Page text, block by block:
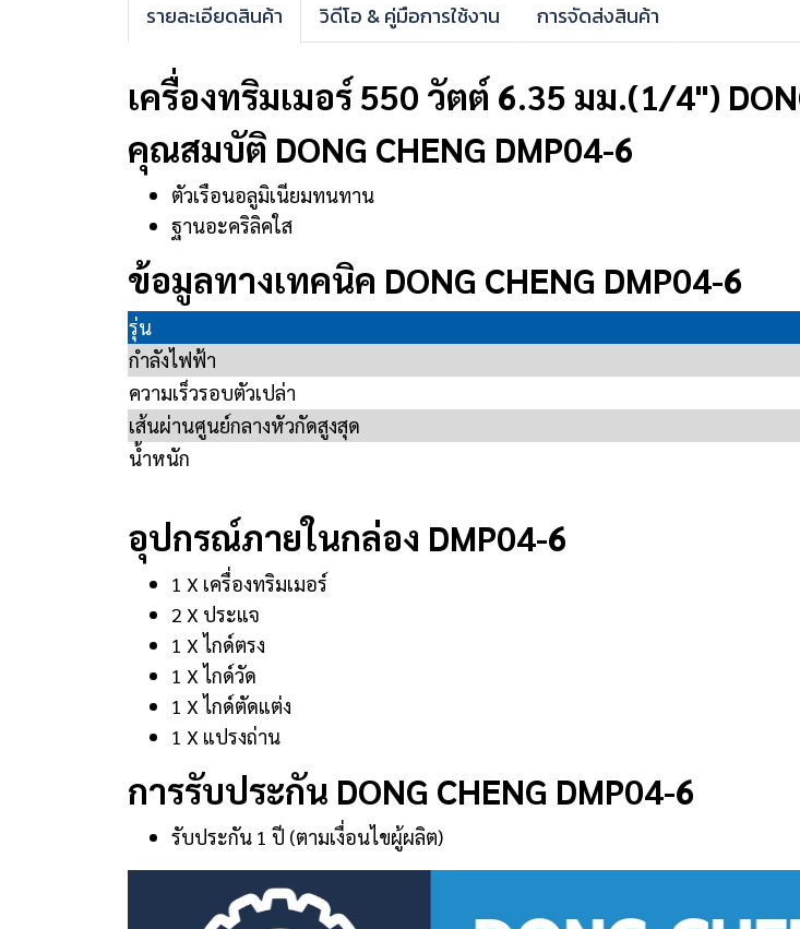
รายละเอียดสินค้า วิดีโอ & คู่มือการใช้งาน การจัดส่งสินค้า
เครื่องทริมเมอร์ 550 วัตต์ 6.35 มม.(1/4")
คุณสมบัติ DONG CHENG DMP04-6
ตัวเรือนอลูมิเนียมทนทาน
ฐานอะคริลิคใส
ข้อมูลทางเทคนิค DONG CHENG DMP04-6
รุ่น
กำลังไฟฟ้า
ความเร็วรอบตัวเปล่า
เส้นผ่านศูนย์กลางหัวกัดสูงสุด
น้ำหนัก
อุปกรณ์ภายในกล่อง DMP04-6
1 X เครื่องทริมเมอร์
2 X ประแจ
1 X ไกด์ตรง
1 X ไกด์วัด
1 X ไกด์ตัดแต่ง
1 X แปรงถ่าน
การรับประกัน DONG CHENG DMP04-6
รับประกัน 1 ปี (ตามเงื่อนไขผู้ผลิต)